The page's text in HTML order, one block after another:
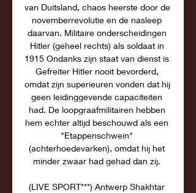
van Duitsland, chaos heerste door de
novemberrevolutie en de nasleep
daarvan. Militaire onderscheidingen
Hitler (geheel rechts) als soldaat in
1915 Ondanks zijn staat van dienst is
Gefreiter Hitler nooit bevorderd,
omdat zijn superieuren vonden dat hij
geen leidinggevende capaciteiten
had. De loopgraafmilitairen hebben
hem echter altijd beschouwd als een
"Etappenschwein"
(achterhoedevarken), omdat hij het
minder zwaar had gehad dan zij.
(LIVE SPORT***) Antwerp Shakhtar